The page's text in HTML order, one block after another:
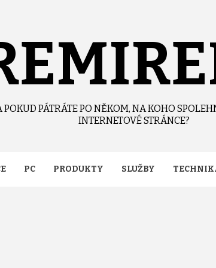
PÁTRÁTE PO NĚKOM, NA KOHO
INTERNETOVÉ STRÁNCE?
PC PRODUKTY SLUŽBY